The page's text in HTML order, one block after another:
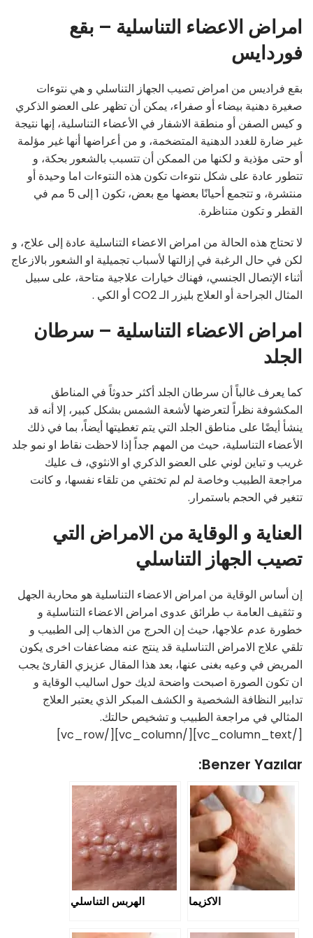
امراض الاعضاء التناسلية – بقع
فوردايس
بقع فراديس من امراض تصيب الجهاز التناسلي و هي نتوءات
صغيرة دهنية بيضاء أو صفراء، يمكن أن تظهر على العضو الذكري
و كيس الصفن أو منطقة الاشفار في الأعضاء التناسلية، إنها نتيجة
غير ضارة للغدد الدهنية المتضخمة، و من أعراضها أنها غير مؤلمة
أو حتى مؤذية و لكنها من الممكن أن تتسبب بالشعور بحكة، و
تتطور عادة على شكل نتوءات تكون هذه النتوءات اما وحيدة أو
منتشرة، و تتجمع أحيانًا بعضها مع بعض، تكون 1 إلى 5 مم في
القطر و تكون متناظرة.
لا تحتاج هذه الحالة من امراض الاعضاء التناسلية عادة إلى علاج، و
لكن في حال الرغبة في إزالتها لأسباب تجميلية او الشعور بالازعاج
أثناء الإتصال الجنسي، فهناك خيارات علاجية متاحة، على سبيل
المثال الجراحة أو العلاج بليزر الـ CO2 أو الكي .
امراض الاعضاء التناسلية – سرطان
الجلد
كما يعرف غالباً أن سرطان الجلد أكثر حدوثاً في المناطق
المكشوفة نظراً لتعرضها لأشعة الشمس بشكل كبير، إلا أنه قد
ينشأ أيضًا على مناطق الجلد التي يتم تغطيتها أيضاً، بما في ذلك
الأعضاء التناسلية، حيث من المهم جداً إذا لاحظت نقاط او نمو جلد
غريب و تباين لوني على العضو الذكري او الانثوي، ف عليك
مراجعة الطبيب وخاصة لم لم تختفي من تلقاء نفسها، و كانت
تتغير في الحجم باستمرار.
العناية و الوقاية من الامراض التي
تصيب الجهاز التناسلي
إن أساس الوقاية من امراض الاعضاء التناسلية هو محاربة الجهل
و تثقيف العامة ب طرائق عدوى امراض الاعضاء التناسلية و
خطورة عدم علاجها، حيث إن الحرج من الذهاب إلى الطبيب و
تلقي علاج الامراض التناسلية قد ينتج عنه مضاعفات اخرى يكون
المريض في وعيه بغنى عنها، بعد هذا المقال عزيزي القارئ يجب
ان تكون الصورة اصبحت واضحة لديك حول اساليب الوقاية و
تدابير النظافة الشخصية و الكشف المبكر الذي يعتبر العلاج
المثالي في مراجعة الطبيب و تشخيص حالتك.
[/vc_column_text][/vc_column][/vc_row]
Benzer Yazılar:
الاكزيما الهربس التناسلي